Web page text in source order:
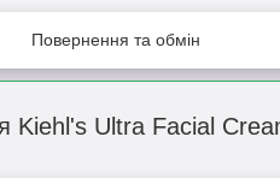
Повернення та обмін
Kiehl's Ultra Facial